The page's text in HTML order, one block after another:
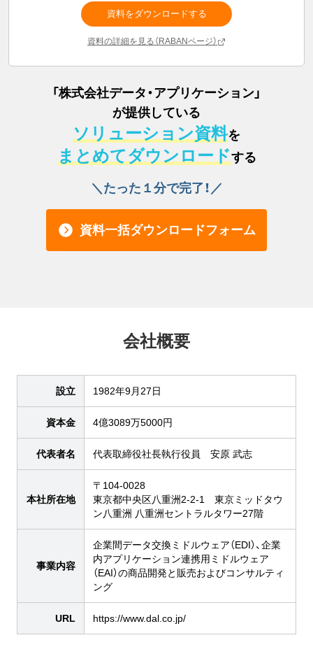
資料をダウンロードする
資料の詳細を見る（RABANページ）
「株式会社データ・アプリケーション 」
が提供している
ソリューション資料を
まとめてダウンロードする
＼たった１分で完了！／
資料一括ダウンロードフォーム
会社概要
設立 1982年9月27日
資本金 4億3089万5000円
代表者名 代表取締役社長執行役員 安原 武志
本社所在地
〒104-0028
東京都中央区八重洲2-2-1 東京ミッドタウ
ン八重洲 八重洲セントラルタワー27階
事業内容
企業間データ交換ミドルウェア（EDI）、企業
内アプリケーション連携用ミドルウェア
（EAI）の商品開発と販売およびコンサルティ
ング
URL https://www.dal.co.jp/